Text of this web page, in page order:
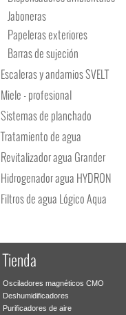
Jaboneras
Papeleras exteriores
Barras de sujeción
Escaleras y andamios SVELT
Miele - profesional
Sistemas de planchado
Tratamiento de agua
Revitalizador agua Grander
Hidrogenador agua HYDRON
Filtros de agua Lógico Aqua
Tienda
Osciladores magnéticos CMO
Deshumidificadores
Purificadores de aire